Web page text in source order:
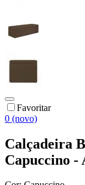
Favoritar
0 (novo)
Calçadeira
Capuccino -